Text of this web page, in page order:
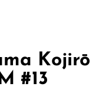
Kojirō
#13